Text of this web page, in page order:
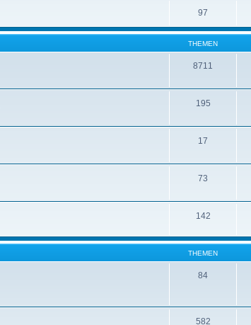
97
THEMEN
8711
195
17
73
142
THEMEN
84
582